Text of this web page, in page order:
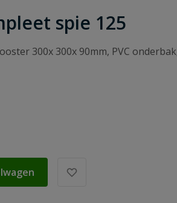
spie 125
300x 300x 90mm, PVC